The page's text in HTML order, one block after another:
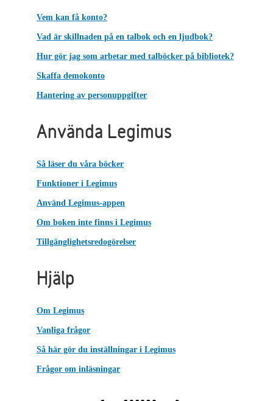
Vem kan få konto?
Vad är skillnaden på en talbok och en ljudbok?
Hur gör jag som arbetar med talböcker på bibliotek?
Skaffa demokonto
Hantering av personuppgifter
Använda Legimus
Så läser du våra böcker
Funktioner i Legimus
Använd Legimus-appen
Om boken inte finns i Legimus
Tillgänglighetsredogörelser
Hjälp
Om Legimus
Vanliga frågor
Så här gör du inställningar i Legimus
Frågor om inläsningar